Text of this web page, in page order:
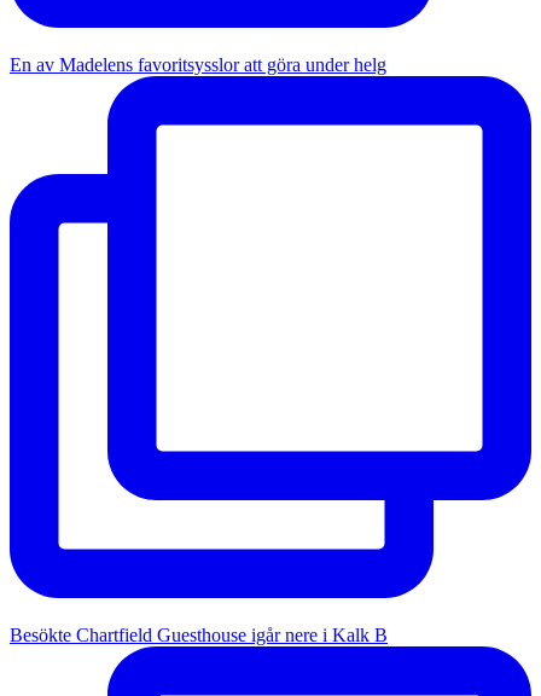
En av Madelens favoritsysslor att göra under helg
Besökte Chartfield Guesthouse igår nere i Kalk B